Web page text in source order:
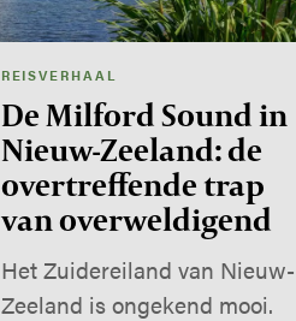
REISVERHAAL
De Milford Sound in
Nieuw-Zeeland: de
overtreffende trap
van overweldigend
Het Zuidereiland van Nieuw-
Zeeland is ongekend mooi.